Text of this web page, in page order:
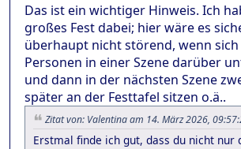
Das ist ein wichtiger Hinweis. Ich
großes Fest dabei; hier wäre es
überhaupt nicht störend, wenn
Personen in einer Szene darüber
und dann in der nächsten Szene
später an der Festtafel sitzen o.ä..
Zitat von: Valentina am 14. März 2026,
Erstmal finde ich gut, dass du nicht nur